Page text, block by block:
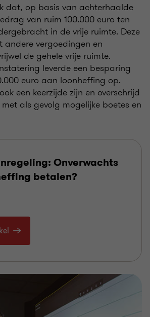
dat, op basis van achterhaalde
van ruim 100.000 euro ten
in de vrije ruimte. Deze
andere vergoedingen en
de gehele vrije ruimte.
leverde een besparing
euro aan loonheffing op.
een keerzijde zijn en overschrijd
als gevolg mogelijke boetes en
Onverwachts
betalen?